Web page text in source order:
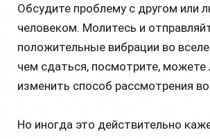
Обсудите проблему с другом или
человеком. Молитесь и
положительные вибрации во
чем сдаться, посмотрите, можете
изменить способ рассмотрения
Но иногда это действительно